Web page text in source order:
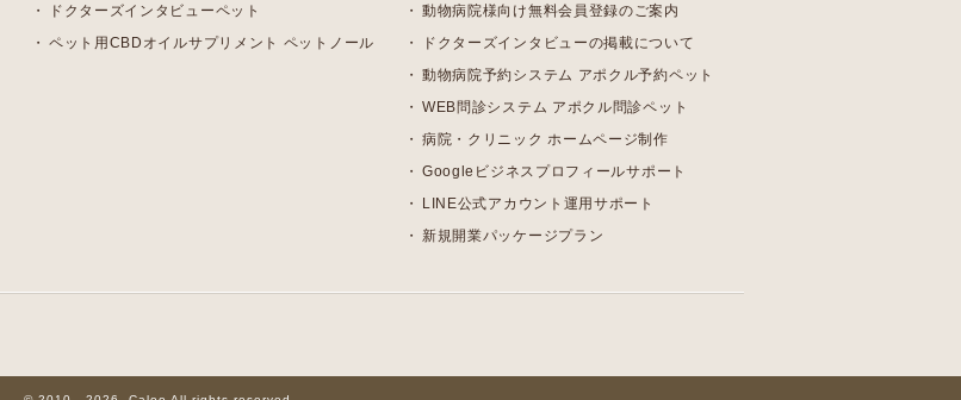
ドクターズインタビューペット
ペット用CBDオイルサプリメント ペットノール
動物病院様向け無料会員登録のご案内
ドクターズインタビューの掲載について
動物病院予約システム アポクル予約ペット
WEB問診システム アポクル問診ペット
病院・クリニック ホームページ制作
Googleビジネスプロフィールサポート
LINE公式アカウント運用サポート
新規開業パッケージプラン